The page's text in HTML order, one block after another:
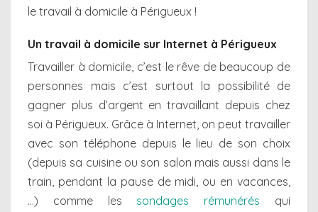
le travail à domicile à Périgueux !
Un travail à domicile sur Internet à Périgueux
Travailler à domicile, c’est le rêve de beaucoup de
personnes mais c’est surtout la possibilité de
gagner plus d’argent en travaillant depuis chez
soi à Périgueux. Grâce à Internet, on peut travailler
avec son téléphone depuis le lieu de son choix
(depuis sa cuisine ou son salon mais aussi dans le
train, pendant la pause de midi, ou en vacances,
…) comme les sondages rémunérés qui